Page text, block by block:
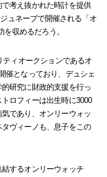
考え抜かれた時計を提供
ュネーブで開催される「オ
を収めるだろう。
ィオークションであるオ
催となっており、デュシェ
研究に財政的支援を行っ
ロフィーは出生時に3000
であり、オンリーウォッ
ヴィーノも、息子をこの
するオンリーウォッチ